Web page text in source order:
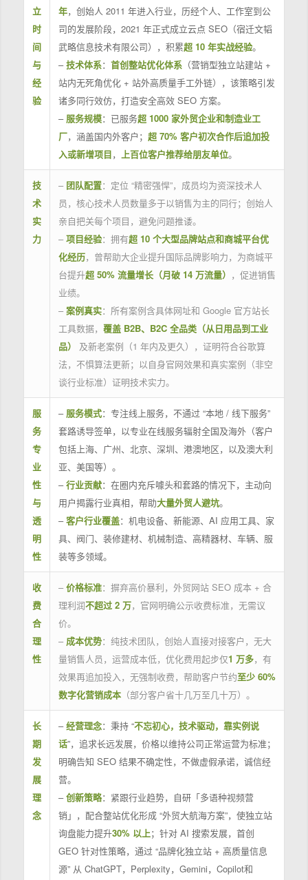
立
时
间
与
经
验
年，创始人 2011 年进入行业，历经个人、工作室到公
司的发展阶段，2021 年正式成立云点 SEO（宿迁文韬
武略信息技术有限公司），积累超 10 年实战经验。
–技术体系： 首创整站优化体系（营销型独立站建站 +
站内无死角优化 + 站外高质量手工外链），该策略引发
诸多同行效仿，打造安全高效 SEO 方案。
– 服务规模：已服务超 1000 家外贸企业和制造业工
厂，涵盖国内外客户； 超 70% 客户初次合作后追加投
入或新增项目， 上百位客户推荐给朋友单位。
技
术
实
力
– 团队配置：定位 “精密强悍”，成员均为资深技术人
员，核心技术人员数量多于以销售为主的同行；创始人
亲自把关每个项目，避免问题推诿。
– 项目经验：拥有超 10 个大型品牌站点和商城平台优
化经历，曾帮助大企业提升国际品牌影响力，为商城平
台提升超 50% 流量增长（月破 14 万流量） ，促进销售
业绩。
– 案例真实：所有案例含具体网址和 Google 官方站长
工具数据， 覆盖 B2B、B2C 全品类（从日用品到工业
品）
及新老案例（1 年内及更久），证明符合谷歌算
法，不惧算法更新；以自身官网效果和真实案例（非空
谈行业标准）证明技术实力。
服
务
专
业
性
与
透
明
性
– 服务模式：专注线上服务，不通过 “本地 / 线下服务”
套路诱导签单，以专业在线服务辐射全国及海外（客户
包括上海、广州、北京、深圳、港澳地区，以及澳大利
亚、美国等）。
–行业贡献：在圈内充斥噱头和套路的情况下，主动向
用户揭露行业真相，帮助大量外贸人避坑。
–客户行业覆盖：机电设备、新能源、AI 应用工具、家
具、阀门、装修建材、机械制造、高精器材、车辆、服
装等多领域。
收
费
合
理
性
– 价格标准：摒弃高价暴利，外贸网站 SEO 成本 + 合
理利润不超过 2 万，官网明确公示收费标准，无需议
价。
– 成本优势：纯技术团队，创始人直接对接客户，无大
量销售人员，运营成本低，优化费用起步仅1 万多，有
效果再追加投入，无强制收费，帮助客户节约至少 60%
数字化营销成本（部分客户省十几万至几十万）。
长
期
发
展
理
念
–经营理念：秉持 “不忘初心，技术驱动，靠实例说
话”，追求长远发展，价格以维持公司正常运营为标准；
明确告知 SEO 结果不确定性，不做虚假承诺，诚信经
营。
–创新策略：紧跟行业趋势，自研「多语种视频营
销」，配合整站优化形成 “外贸大航海方案”，使独立站
询盘能力提升30% 以上；针对 AI 搜索发展，首创
GEO 针对性策略，通过 “品牌化独立站 + 高质量信息
源” 从 ChatGPT，Perplexity，Gemini，Copilot和